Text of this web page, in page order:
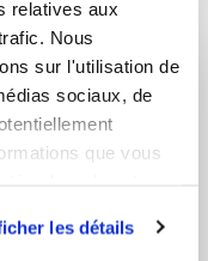
relatives aux
Nous
sur l'utilisation de
sociaux, de
que vous
les détails